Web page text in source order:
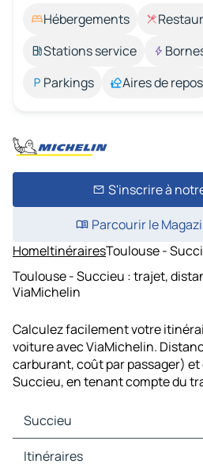
Hébergements
Stations service
Parkings
Aires de repos
S'inscrire à
Parcourir le
HomeItinérairesToulouse -
Toulouse - Succieu : trajet,
ViaMichelin
Calculez facilement votre
voiture avec ViaMichelin.
carburant, coût par passager)
Succieu, en tenant compte du
Succieu
Succieu Cartes et plans
Itinéraires